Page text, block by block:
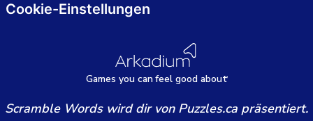
Games you canfeel good about
Cookie-Einstellungen
Scramble Words wird dir von Puzzles.ca präsentiert.